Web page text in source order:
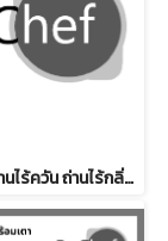
ถ่านปิ้งย่าง ถ่านไร้ควัน ถ่านไร้กลิ่น ถ่านอัดแท่ง ถ่าน BBQ ยกกระสอบ 20 กิโลกรัม ราคาส่ง ราคาโรงงาน